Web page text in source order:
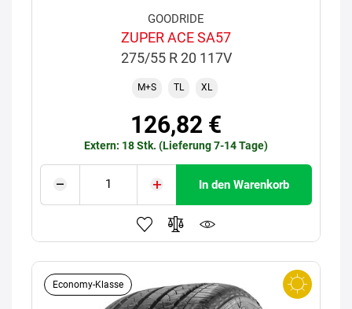
GOODRIDE
ZUPER ACE SA57
275/55 R 20 117V
M+S TL XL
126,82 €
Extern: 18 Stk. (Lieferung 7-14 Tage)
In den Warenkorb
Economy-Klasse